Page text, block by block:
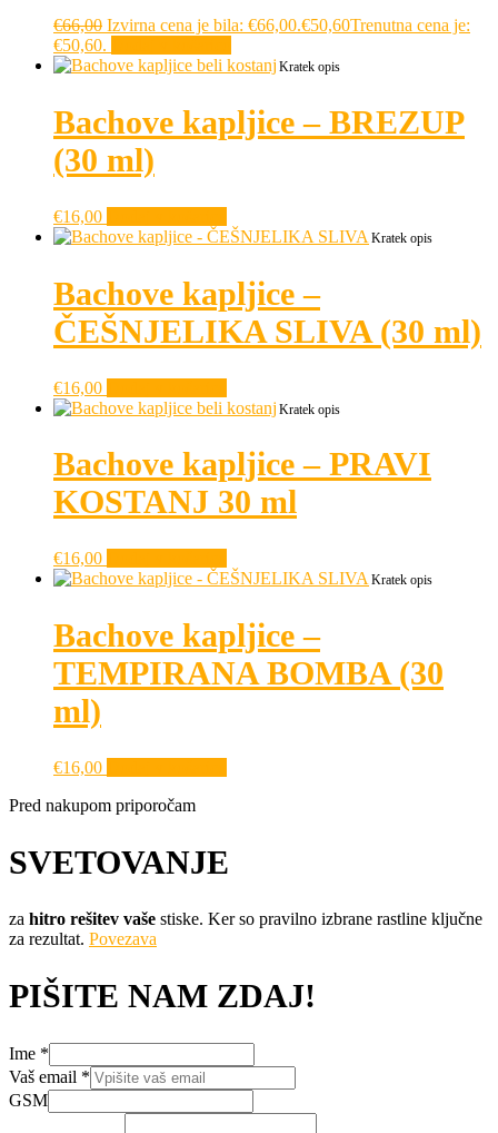
€66,00 Izvirna cena je bila: €66,00.€50,60Trenutna cena je:
€50,60.
Kratek opis
Bachove kapljice – BREZUP
(30 ml)
€16,00
Kratek opis
Bachove kapljice –
ČEŠNJELIKA SLIVA (30 ml)
€16,00
Kratek opis
Bachove kapljice – PRAVI
KOSTANJ 30 ml
€16,00
Kratek opis
Bachove kapljice –
TEMPIRANA BOMBA (30
ml)
€16,00
Pred nakupom priporočam
SVETOVANJE
za hitro rešitev vaše stiske. Ker so pravilno izbrane rastline ključne
za rezultat. Povezava
PIŠITE NAM ZDAJ!
Ime *
Vaš email *
Vaše
GSM